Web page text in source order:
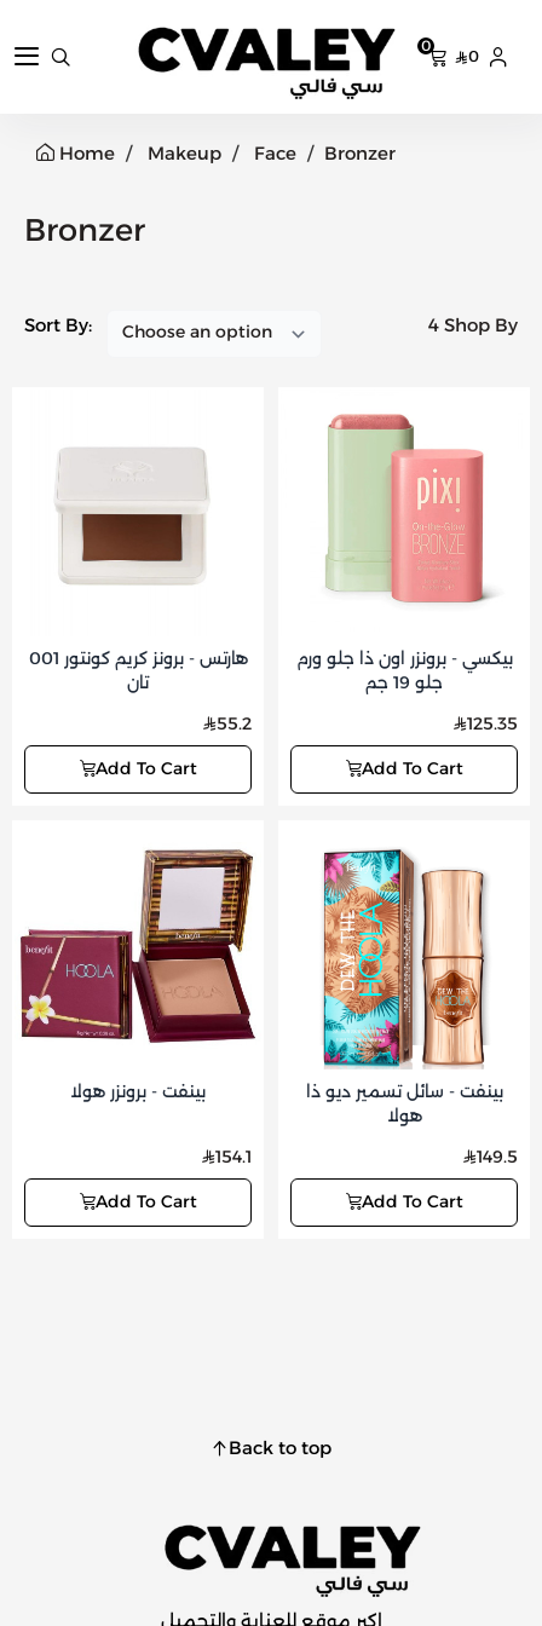
سي فالي
0
0
Home Makeup Face Bronzer
Bronzer
Sort By: 4 Shop By
هارتس - برونز كريم كونتور 001
تان
55.2
Add To Cart
بيكسي - برونزر اون ذا جلو ورم
جلو 19 جم
125.35
Add To Cart
بينفت - برونزر هولا
154.1
Add To Cart
بينفت - سائل تسمير ديو ذا
هولا
149.5
Add To Cart
Back to top
اكبر موقع للعناية والتجميل